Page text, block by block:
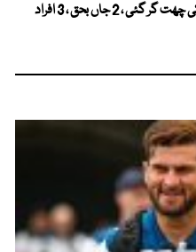
ڈیرہ غازی خان میں گھر کی چھت گر گئی ، 2 جاں بحق ، 3 افراد